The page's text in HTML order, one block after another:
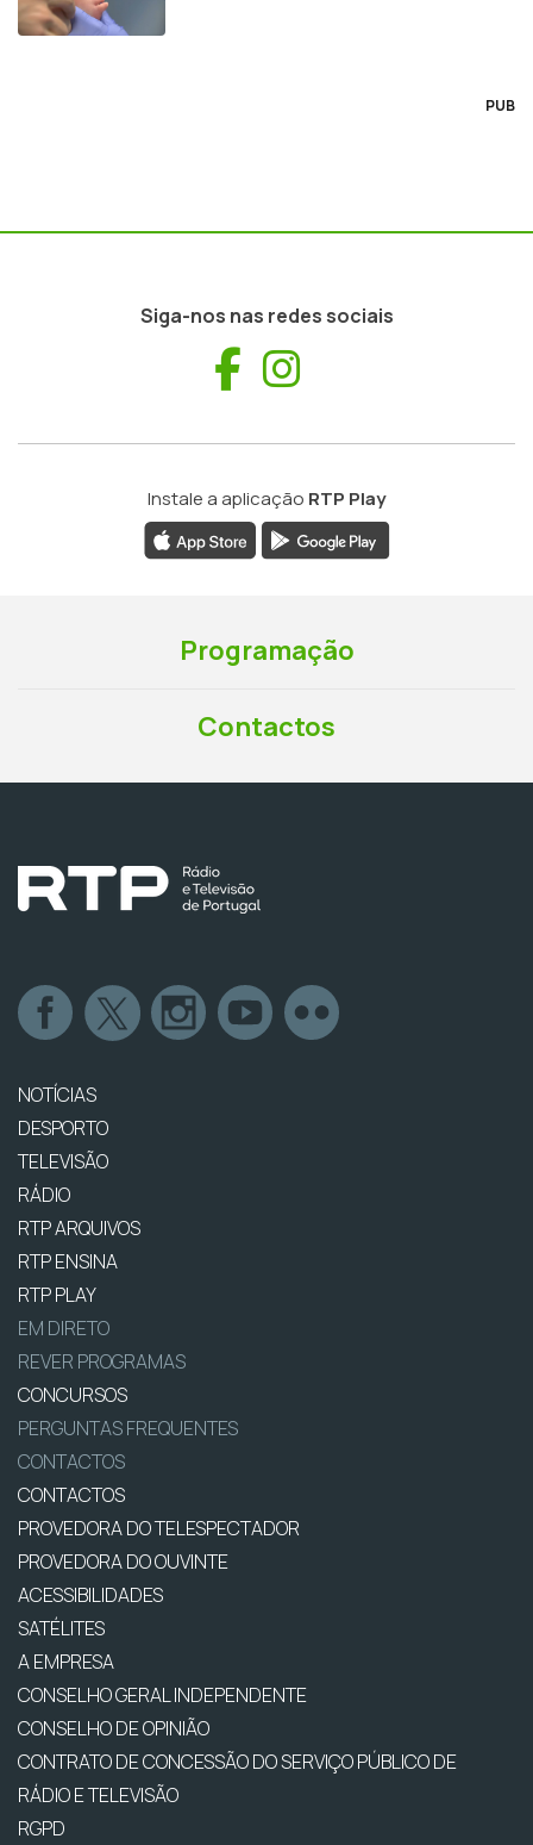
PUB
Siga-nos nas redes sociais
Facebook
Instale a aplicação RTP Play
Programação
Contactos
NOTÍCIAS
DESPORTO
TELEVISÃO
RÁDIO
RTP ARQUIVOS
RTP ENSINA
RTP PLAY
EM DIRETO
REVER PROGRAMAS
CONCURSOS
PERGUNTAS FREQUENTES
CONTACTOS
CONTACTOS
PROVEDORA DO TELESPECTADOR
PROVEDORA DO OUVINTE
ACESSIBILIDADES
SATÉLITES
A EMPRESA
CONSELHO GERAL INDEPENDENTE
CONSELHO DE OPINIÃO
CONTRATO DE CONCESSÃO DO SERVIÇO PÚBLICO DE
RÁDIO E TELEVISÃO
RGPD